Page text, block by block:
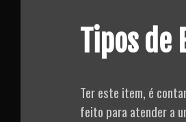
Tipos de
Ter este item, é
feito para atender a